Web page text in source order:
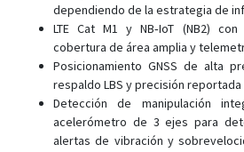
JM-LL02
JM-VG01
JM-VG01U
JM-VG02
JM-VG02U
JM-VG03
dependiendo de la estrategia de
LTE Cat M1 y NB‑IoT (NB2)
cobertura de área amplia y
Posicionamiento GNSS de alta
respaldo LBS y precisión reportada
Detección de manipulación
acelerómetro de 3 ejes para
alertas de vibración y